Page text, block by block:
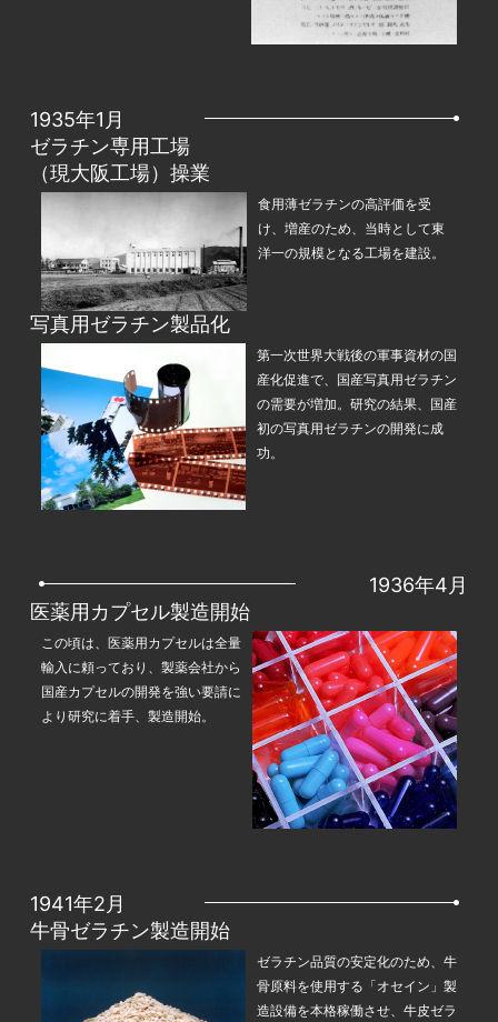
1935年1月
ゼラチン専用工場
（現大阪工場）操業
食用薄ゼラチンの高評価を受
け、増産のため、当時として東
洋一の規模となる工場を建設。
写真用ゼラチン製品化
第一次世界大戦後の軍事資材の国
産化促進で、国産写真用ゼラチン
の需要が増加。研究の結果、国産
初の写真用ゼラチンの開発に成
功。
1936年4月
医薬用カプセル製造開始
この頃は、医薬用カプセルは全量
輸入に頼っており、製薬会社から
国産カプセルの開発を強い要請に
より研究に着手、製造開始。
1941年2月
牛骨ゼラチン製造開始
ゼラチン品質の安定化のため、牛
骨原料を使用する「オセイン」製
造設備を本格稼働させ、牛皮ゼラ